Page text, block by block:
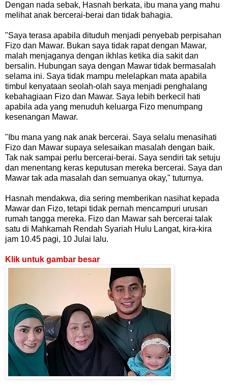
Dengan nada sebak, Hasnah berkata, ibu mana yang mahu
melihat anak bercerai-berai dan tidak bahagia.
"Saya terasa apabila dituduh menjadi penyebab perpisahan
Fizo dan Mawar. Bukan saya tidak rapat dengan Mawar,
malah menjaganya dengan ikhlas ketika dia sakit dan
bersalin. Hubungan saya dengan Mawar tidak bermasalah
selama ini. Saya tidak mampu melelapkan mata apabila
timbul kenyataan seolah-olah saya menjadi penghalang
kebahagiaan Fizo dan Mawar. Saya lebih berkecil hati
apabila ada yang menuduh keluarga Fizo menumpang
kesenangan Mawar.
"Ibu mana yang nak anak bercerai. Saya selalu menasihati
Fizo dan Mawar supaya selesaikan masalah dengan baik.
Tak nak sampai perlu bercerai-berai. Saya sendiri tak setuju
dan menentang keras keputusan mereka bercerai. Saya dan
Mawar tak ada masalah dan semuanya okay," tuturnya.
Hasnah mendakwa, dia sering memberikan nasihat kepada
Mawar dan Fizo, tetapi tidak pernah mencampuri urusan
rumah tangga mereka. Fizo dan Mawar sah bercerai talak
satu di Mahkamah Rendah Syariah Hulu Langat, kira-kira
jam 10.45 pagi, 10 Julai lalu.
Klik untuk gambar besar